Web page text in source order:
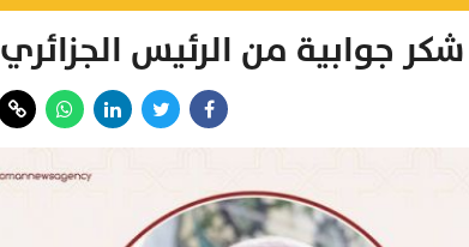
جوابية من الرئيس الجزائري